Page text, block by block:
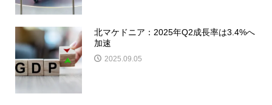
北マケドニア：2025年Q2成長率は3.4%へ
加速
2025.09.05